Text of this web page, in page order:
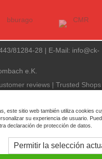
81284-28 | E-Mail: info@ck-
e.K.
reviews | Trusted Shops
este sitio web también utiliza cookies
su experiencia de usuario.
declaración de protección de datos.
Permitir la selección